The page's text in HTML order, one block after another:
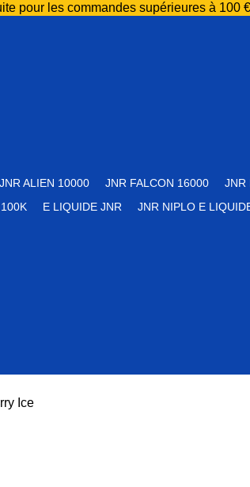
pour les commandes supérieures à 100 €
JNR ALIEN 10000 JNR FALCON 16000
JNR
E LIQUIDE JNR JNR NIPLO E
Ice